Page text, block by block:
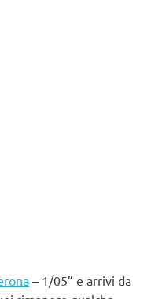
– 1/05” e arrivi da